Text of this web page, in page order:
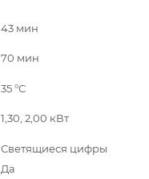
43 мин
70 мин
35 °С
1,30, 2,00 кВт
Светящиеся цифры
Да